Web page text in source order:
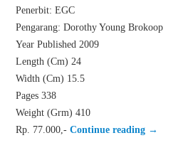
Penerbit: EGC
Pengarang: Dorothy Young Brokoop
Year Published 2009
Length (Cm) 24
Width (Cm) 15.5
Pages 338
Weight (Grm) 410
Rp. 77.000,- Continue reading →